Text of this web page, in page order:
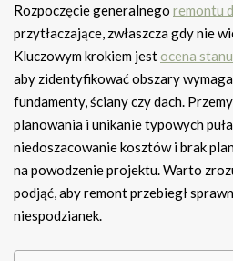
Rozpoczęcie generalnego remontu
przytłaczające, zwłaszcza gdy nie
Kluczowym krokiem jest ocena
aby zidentyfikować obszary
fundamenty, ściany czy dach.
planowania i unikanie typowych
niedoszacowanie kosztów i brak
na powodzenie projektu. Warto
podjąć, aby remont przebiegł
niespodzianek.